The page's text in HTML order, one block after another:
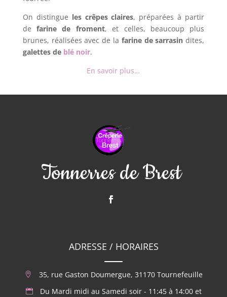
On distingue les crêpes claires, préparées à partir
defarine de froment, et celles, beaucoup plus
brunes, réalisées avec de la farine de sarrasin dites,
galettes de blé noir.
En savoir plus…
Tonnerres de Brest
ADRESSE / HORAIRES
35, rue Gaston Doumergue, 31170 Tournefeuille
Du Mardi midi au Samedi soir - 11:45 à 14:00 et